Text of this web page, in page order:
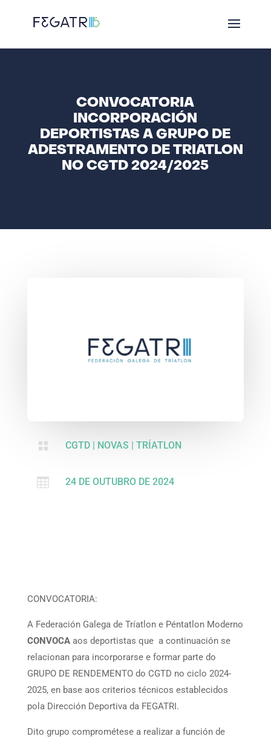
CONVOCATORIA
INCORPORACIÓN
DEPORTISTAS A GRUPO DE
ADESTRAMENTO DE TRIATLON
NO CGTD 2024/2025
 CGTD| NOVAS TRÍATLON
 24 DE OUTUBRO DE 2024
CONVOCATORIA:
A Federación Galega de Tríatlon e Péntatlon Moderno
CONVOCAaos deportistas que a continuación se
relacionan para incorporarse e formar parte do
GRUPO DE RENDEMENTO do CGTD no ciclo 2024-
2025, en base aos criterios técnicos establecidos
pola Dirección Deportiva da FEGATRI.
Dito grupo comprométese a realizar a función de